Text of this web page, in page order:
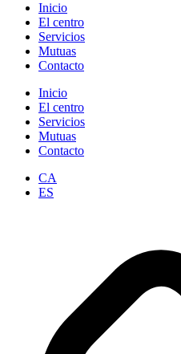
Inicio
El centro
Servicios
Mutuas
Contacto
Inicio
El centro
Servicios
Mutuas
Contacto
CA
ES